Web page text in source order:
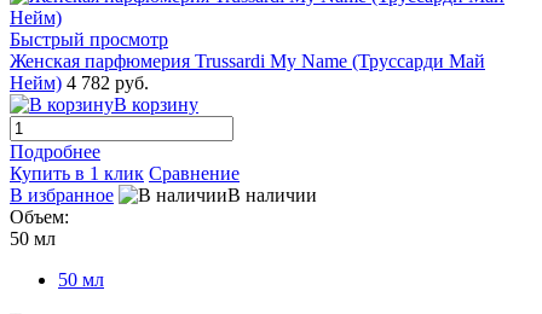
Быстрый просмотр
Женская парфюмерия Trussardi My Name (Труссарди Май
Нейм) 4 782 руб.
В корзину
Подробнее
Купить в 1 клик Сравнение
В избранное
В наличии
Объем:
50 мл
50 мл